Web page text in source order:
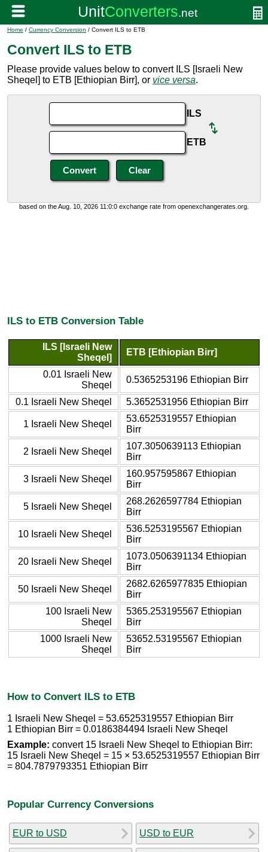
Home / Currency Conversion / Convert ILS to ETB
Convert ILS to ETB
Please provide values below to convert ILS [Israeli New
Sheqel] to ETB [Ethiopian Birr], or vice versa.
ILS
ETB
based on the Aug. 10, 2026 11:0:0 exchange rate from openexchangerates.org.
ILS to ETB Conversion Table
ILS [Israeli New
Sheqel]
ETB [Ethiopian Birr]
0.01 Israeli New
Sheqel
0.5365253196 Ethiopian Birr
0.1 Israeli New Sheqel 5.3652531956 Ethiopian Birr
1 Israeli New Sheqel
53.6525319557 Ethiopian
Birr
2 Israeli New Sheqel
107.3050639113 Ethiopian
Birr
3 Israeli New Sheqel
160.957595867 Ethiopian
Birr
5 Israeli New Sheqel
268.2626597784 Ethiopian
Birr
10 Israeli New Sheqel
536.5253195567 Ethiopian
Birr
20 Israeli New Sheqel
1073.0506391134 Ethiopian
Birr
50 Israeli New Sheqel
2682.6265977835 Ethiopian
Birr
100 Israeli New
Sheqel
5365.253195567 Ethiopian
Birr
1000 Israeli New
Sheqel
53652.53195567 Ethiopian
Birr
How to Convert ILS to ETB
1 Israeli New Sheqel = 53.6525319557 Ethiopian Birr
1 Ethiopian Birr = 0.0186384494 Israeli New Sheqel
Example: convert 15 Israeli New Sheqel to Ethiopian Birr:
15 Israeli New Sheqel = 15 × 53.6525319557 Ethiopian Birr
= 804.7879793351 Ethiopian Birr
Popular Currency Conversions
EUR to USD USD to EUR